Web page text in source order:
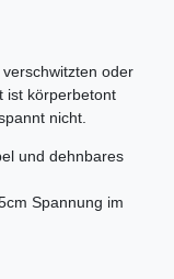
oder
ist körperbetont
nicht.
und dehnbares
Spannung im